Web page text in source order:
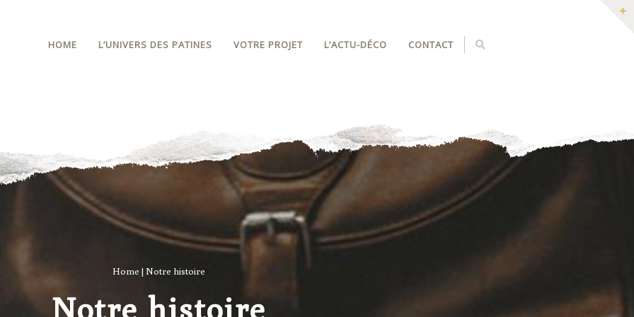
HOME L’UNIVERS DES PATINES VOTRE PROJET L’ACTU-DÉCO CONTACT
Home | Notre histoire
Notre histoire